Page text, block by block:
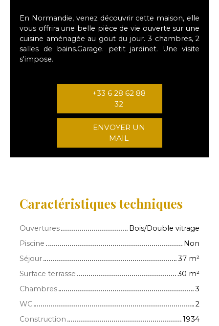
En Normandie, venez découvrir cette maison, elle
vous offrira une belle pièce de vie ouverte sur une
cuisine aménagée au gout du jour. 3 chambres, 2
salles de bains.Garage. petit jardinet. Une visite
s'impose.
+33 6 28 62 88
32
ENVOYER UN
MAIL
Caractéristiques techniques
Ouvertures
Bois/Double vitrage
Piscine
Non
Séjour
37 m²
Surface terrasse
30 m²
Chambres
3
WC
2
Construction
1934